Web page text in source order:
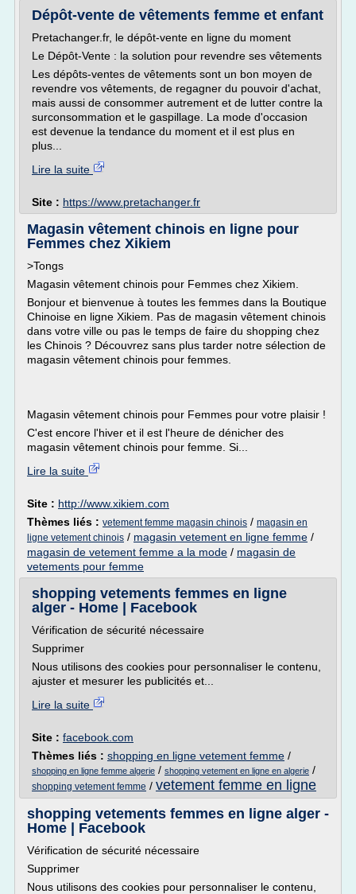
Dépôt-vente de vêtements femme et enfant
Pretachanger.fr, le dépôt-vente en ligne du moment
Le Dépôt-Vente : la solution pour revendre ses vêtements
Les dépôts-ventes de vêtements sont un bon moyen de
revendre vos vêtements, de regagner du pouvoir d'achat,
mais aussi de consommer autrement et de lutter contre la
surconsommation et le gaspillage. La mode d'occasion
est devenue la tendance du moment et il est plus en
plus...
Lire la suite
Site : https://www.pretachanger.fr
Magasin vêtement chinois en ligne pour
Femmes chez Xikiem
>Tongs
Magasin vêtement chinois pour Femmes chez Xikiem.
Bonjour et bienvenue à toutes les femmes dans la Boutique
Chinoise en ligne Xikiem. Pas de magasin vêtement chinois
dans votre ville ou pas le temps de faire du shopping chez
les Chinois ? Découvrez sans plus tarder notre sélection de
magasin vêtement chinois pour femmes.
Magasin vêtement chinois pour Femmes pour votre plaisir !
C'est encore l'hiver et il est l'heure de dénicher des
magasin vêtement chinois pour femme. Si...
Lire la suite
Site : http://www.xikiem.com
Thèmes liés : vetement femme magasin chinois / magasin en
ligne vetement chinois / magasin vetement en ligne femme /
magasin de vetement femme a la mode / magasin de
vetements pour femme
shopping vetements femmes en ligne
alger - Home | Facebook
Vérification de sécurité nécessaire
Supprimer
Nous utilisons des cookies pour personnaliser le contenu,
ajuster et mesurer les publicités et...
Lire la suite
Site : facebook.com
Thèmes liés : shopping en ligne vetement femme /
shopping en ligne femme algerie / shopping vetement en ligne en algerie /
shopping vetement femme / vetement femme en ligne
shopping vetements femmes en ligne alger -
Home | Facebook
Vérification de sécurité nécessaire
Supprimer
Nous utilisons des cookies pour personnaliser le contenu,